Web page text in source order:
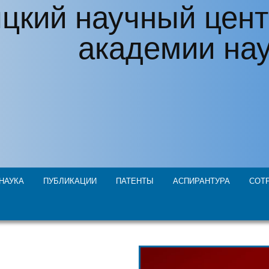
научный
академии
ПУБЛИКАЦИИ ПАТЕНТЫ АСПИРАНТУРА